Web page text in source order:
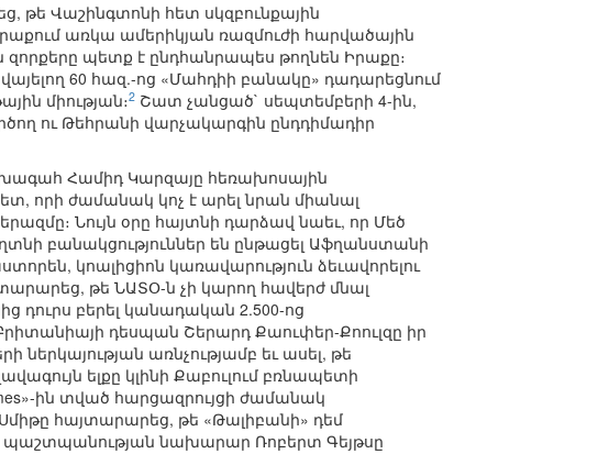
թե Վաշինգտոնի հետ սկզբունքային
առկա ամերիկյան ռազմուժի հարվածային
զորքերը պետք է ընդհանրապես թողնեն Իրաքը։
60 հազ.-ոց «Մահդիի բանակը» դադարեցնում
միության։2 Շատ չանցած` սեպտեմբերի 4-ին,
ու Թեհրանի վարչակարգին ընդդիմադիր
Համիդ Կարզայը հեռախոսային
որի ժամանակ կոչ է արել նրան միանալ
Նույն օրը հայտնի դարձավ նաեւ, որ Մեծ
բանակցություններ են ընթացել Աֆղանստանի
կոալիցիոն կառավարություն ձեւավորելու
թե ՆԱՏՕ-ն չի կարող հավերժ մնալ
դուրս բերել կանադական 2.500-ոց
դեսպան Շերարդ Քաուփեր-Քոուլզը իր
ներկայության առնչությամբ եւ ասել, թե
ելքը կլինի Քաբուլում բռնապետի
ին տված հարցազրույցի ժամանակ
հայտարարեց, թե «Թալիբանի» դեմ
պաշտպանության նախարար Ռոբերտ Գեյթսը